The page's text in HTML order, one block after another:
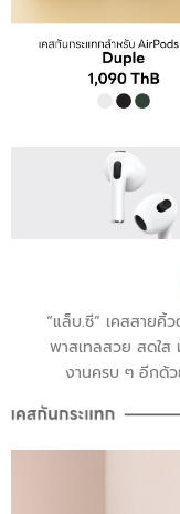
“แล็บ.ซี” เคสสายคิ้
พาสเทลสวย สดใส
งานครบ ๆ อีกด้ว